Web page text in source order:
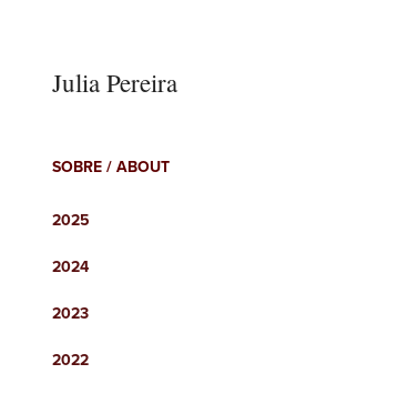
Julia Pereira
SOBRE / ABOUT
2025
2024
2023
2022